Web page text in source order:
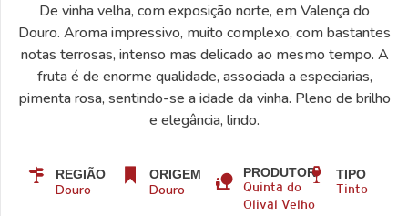
De vinha velha, com exposição norte, em Valença do
Douro. Aroma impressivo, muito complexo, com bastantes
notas terrosas, intenso mas delicado ao mesmo tempo. A
fruta é de enorme qualidade, associada a especiarias,
pimenta rosa, sentindo-se a idade da vinha. Pleno de brilho
e elegância, lindo.
REGIÃO
Douro
ORIGEM
Douro
PRODUTOR
Quinta do
Olival Velho
TIPO
Tinto